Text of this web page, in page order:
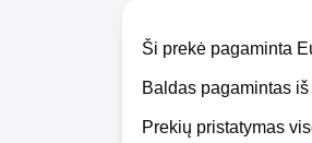
Ši prekė pagaminta
Baldas pagamintas
Prekių pristatymas